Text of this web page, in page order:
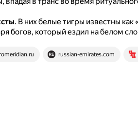
. В них белые тигры известны как
богов, который ездил на белом
russian-emirates.com